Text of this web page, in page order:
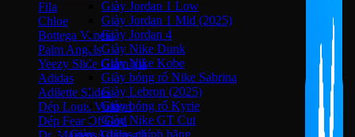
Fila
Chloe
Bottega Veneta
Palm Angels
Yeezy Slide
Adidas
Adilette Slides
Dép Louis Vuitton
Dép Fear Of God
Giày Jordan 1 Low
Giày Jordan 1 Mid (2025)
Giày Jordan 4
Giày Nike Dunk
Giày Nike Kobe
Giày bóng rổ Nike Sabrina
Giày Lebron (2025)
Giày bóng rổ Kyrie
Giày Nike GT Cut
Giày Adidas chính hãng